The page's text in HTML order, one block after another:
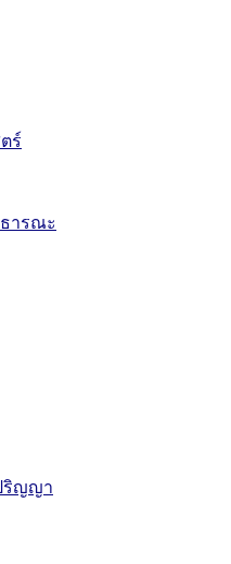
ร์
ารณะ
ริญญา